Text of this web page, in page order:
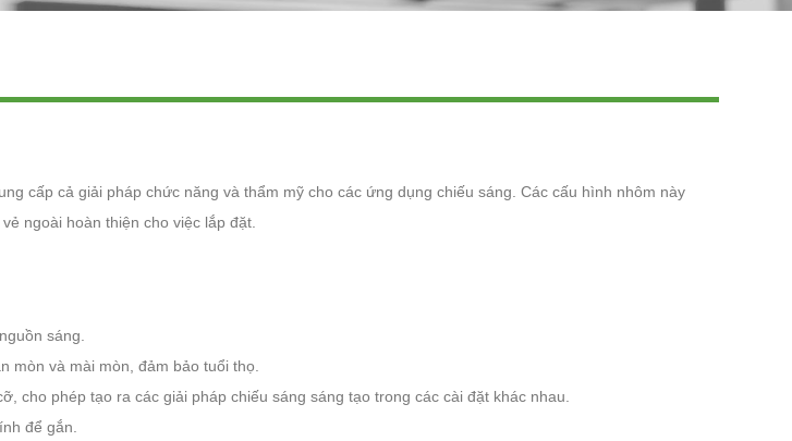
cấp cả giải pháp chức năng và thẩm mỹ cho các ứng dụng chiếu sáng. Các cấu hình nhôm này
ngoài hoàn thiện cho việc lắp đặt.
sáng.
và mài mòn, đảm bảo tuổi thọ.
cho phép tạo ra các giải pháp chiếu sáng sáng tạo trong các cài đặt khác nhau.
để gắn.